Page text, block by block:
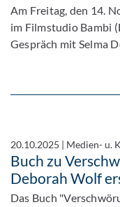
Am Freitag, den 14.
im Filmstudio Bambi
Gespräch mit Selma
20.10.2025 | Medien- u.
Buch zu
Deborah Wolf
Das Buch